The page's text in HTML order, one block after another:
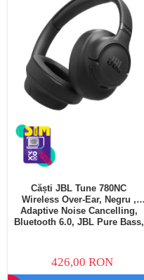
Căști JBL Tune 780NC
Wireless Over-Ear, Negru ,
Adaptive Noise Cancelling,
Bluetooth 6.0, JBL Pure Bass,
426,00 RON